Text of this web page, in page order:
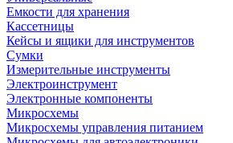
Емкости для хранения
Кассетницы
Кейсы и ящики для инструментов
Сумки
Измерительные инструменты
Электроинструмент
Электронные компоненты
Микросхемы
Микросхемы управления питанием